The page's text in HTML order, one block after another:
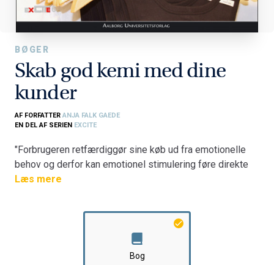
BØGER
Skab god kemi med dine
kunder
AF FORFATTER ANJA FALK GAEDE
EN DEL AF SERIEN EXCITE
"Forbrugeren retfærdiggør sine køb ud fra emotionelle
behov og derfor kan emotionel stimulering føre direkte
til køb."
brancher gerne vil have kendskab til og drage nytte af.
Detailhandlen ikke mindst. I denne bog undersøges
mulighederne inden for oplevelsesøkonomi i
detailhandlen og konklusionen er klar. Det handler om at
Læs mere
Bog